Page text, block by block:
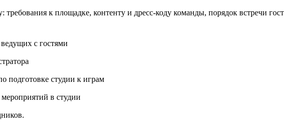
требования к площадке, контенту и дресс-коду команды, порядок встречи
с гостями
подготовке студии к играм
в студии